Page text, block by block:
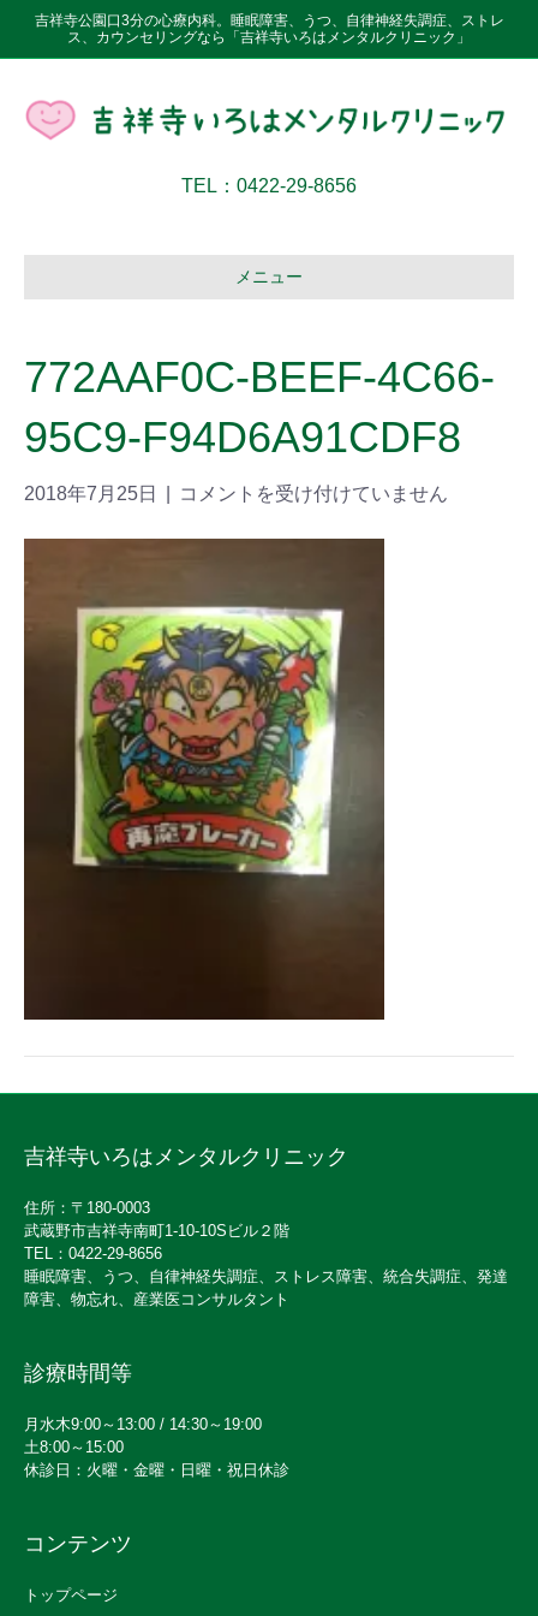
吉祥寺公園口3分の心療内科。睡眠障害、うつ、自律神経失調症、ストレ
ス、カウンセリングなら「吉祥寺いろはメンタルクリニック」
TEL：0422-29-8656
メニュー
772AAF0C-BEEF-4C66-
95C9-F94D6A91CDF8
2018年7月25日 コメントを受け付けていません
吉祥寺いろはメンタルクリニック
住所：〒180-0003
武蔵野市吉祥寺南町1-10-10Sビル２階
TEL：0422-29-8656
睡眠障害、うつ、自律神経失調症、ストレス障害、統合失調症、発達
障害、物忘れ、産業医コンサルタント
診療時間等
月水木9:00～13:00 / 14:30～19:00
土8:00～15:00
休診日：火曜・金曜・日曜・祝日休診
コンテンツ
トップページ